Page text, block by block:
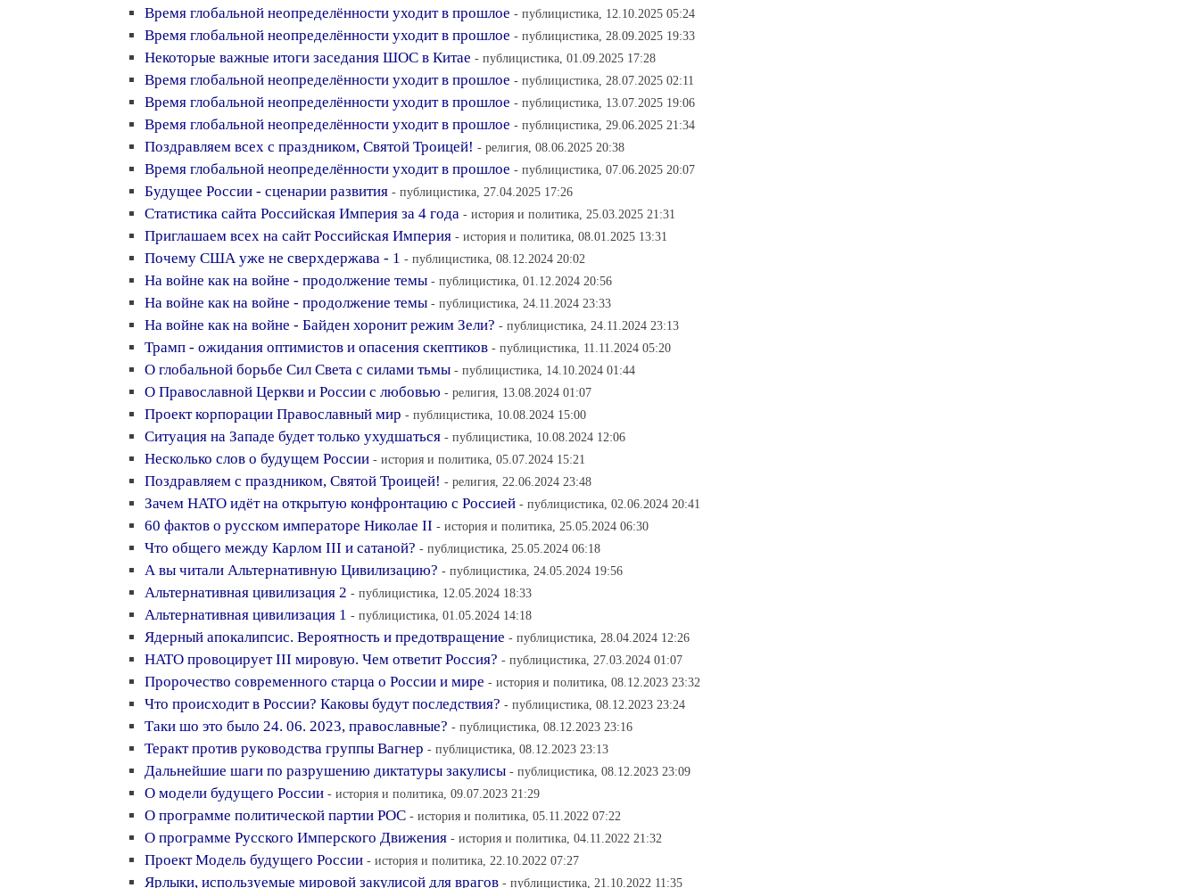
Время глобальной неопределённости уходит в прошлое - публицистика, 12.10.2025 05:24
Время глобальной неопределённости уходит в прошлое - публицистика, 28.09.2025 19:33
Некоторые важные итоги заседания ШОС в Китае - публицистика, 01.09.2025 17:28
Время глобальной неопределённости уходит в прошлое - публицистика, 28.07.2025 02:11
Время глобальной неопределённости уходит в прошлое - публицистика, 13.07.2025 19:06
Время глобальной неопределённости уходит в прошлое - публицистика, 29.06.2025 21:34
Поздравляем всех с праздником, Святой Троицей! - религия, 08.06.2025 20:38
Время глобальной неопределённости уходит в прошлое - публицистика, 07.06.2025 20:07
Будущее России - сценарии развития - публицистика, 27.04.2025 17:26
Статистика сайта Российская Империя за 4 года - история и политика, 25.03.2025 21:31
Приглашаем всех на сайт Российская Империя - история и политика, 08.01.2025 13:31
Почему США уже не сверхдержава - 1 - публицистика, 08.12.2024 20:02
На войне как на войне - продолжение темы - публицистика, 01.12.2024 20:56
На войне как на войне - продолжение темы - публицистика, 24.11.2024 23:33
На войне как на войне - Байден хоронит режим Зели? - публицистика, 24.11.2024 23:13
Трамп - ожидания оптимистов и опасения скептиков - публицистика, 11.11.2024 05:20
О глобальной борьбе Сил Света с силами тьмы - публицистика, 14.10.2024 01:44
О Православной Церкви и России с любовью - религия, 13.08.2024 01:07
Проект корпорации Православный мир - публицистика, 10.08.2024 15:00
Ситуация на Западе будет только ухудшаться - публицистика, 10.08.2024 12:06
Несколько слов о будущем России - история и политика, 05.07.2024 15:21
Поздравляем с праздником, Святой Троицей! - религия, 22.06.2024 23:48
Зачем НАТО идёт на открытую конфронтацию с Россией - публицистика, 02.06.2024 20:41
60 фактов о русском императоре Николае II - история и политика, 25.05.2024 06:30
Что общего между Карлом III и сатаной? - публицистика, 25.05.2024 06:18
А вы читали Альтернативную Цивилизацию? - публицистика, 24.05.2024 19:56
Альтернативная цивилизация 2 - публицистика, 12.05.2024 18:33
Альтернативная цивилизация 1 - публицистика, 01.05.2024 14:18
Ядерный апокалипсис. Вероятность и предотвращение - публицистика, 28.04.2024 12:26
НАТО провоцирует III мировую. Чем ответит Россия? - публицистика, 27.03.2024 01:07
Пророчество современного старца о России и мире - история и политика, 08.12.2023 23:32
Что происходит в России? Каковы будут последствия? - публицистика, 08.12.2023 23:24
Таки шо это было 24. 06. 2023, православные? - публицистика, 08.12.2023 23:16
Теракт против руководства группы Вагнер - публицистика, 08.12.2023 23:13
Дальнейшие шаги по разрушению диктатуры закулисы - публицистика, 08.12.2023 23:09
О модели будущего России - история и политика, 09.07.2023 21:29
О программе политической партии РОС - история и политика, 05.11.2022 07:22
О программе Русского Имперского Движения - история и политика, 04.11.2022 21:32
Проект Модель будущего России - история и политика, 22.10.2022 07:27
Ярлыки, используемые мировой закулисой для врагов - публицистика, 21.10.2022 11:35